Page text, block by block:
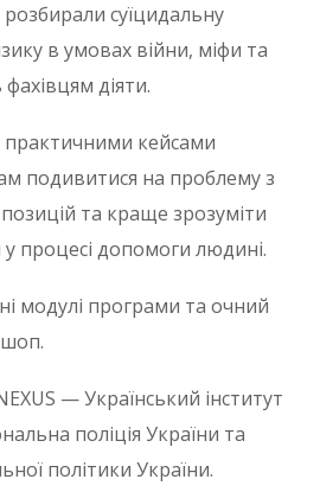
суїцидальну
в умовах війни, міфи та
діяти.
практичними кейсами
подивитися на проблему з
та краще зрозуміти
процесі допомоги людині.
модулі програми та очний
— Український інститут
поліція України та
політики України.